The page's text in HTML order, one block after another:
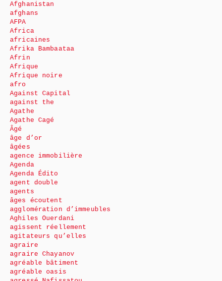
Afghanistan
afghans
AFPA
Africa
africaines
Afrika Bambaataa
Afrin
Afrique
Afrique noire
afro
Against Capital
against the
Agathe
Agathe Cagé
Âgé
âge d’or
âgées
agence immobilière
Agenda
Agenda Édito
agent double
agents
âges écoutent
agglomération d’immeubles
Aghiles Ouerdani
agissent réellement
agitateurs qu’elles
agraire
agraire Chayanov
agréable bâtiment
agréable oasis